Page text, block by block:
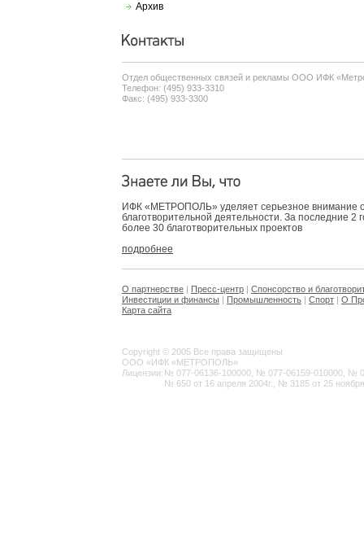
Архив
Отдел общественных связей и рекламы ООО ИФК
Телефон: (495) 933-3310
Факс: (495) 933-3300
ИФК «МЕТРОПОЛЬ» уделяет серьезное внимание
благотворительной деятельности. За последние 2
более 30 благотворительных проектов
подробнее
О партнерстве | Пресс-центр | Спонсорство и
Инвестиции и финансы | Промышленность | Спорт | О
Карта сайта
Copyright © 2005 Все права защищены
ООО «ИФК «МЕТРОПОЛЬ»
Лицензии: № 077-06136-100000, № 077-06159-010000, №
№ 650 от 16 апреля 2004г., № 3185 от 25